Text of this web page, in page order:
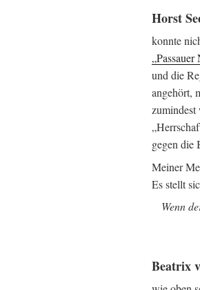
Horst
konnte
„Passauer
und die
angehört,
zumindest
gegen die
Meiner
Es stellt
Wenn
Beatrix